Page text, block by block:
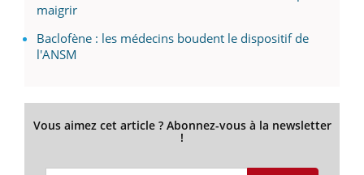
maigrir
Baclofène : les médecins boudent le dispositif de
l'ANSM
Vous aimez cet article ? Abonnez-vous à la newsletter
!